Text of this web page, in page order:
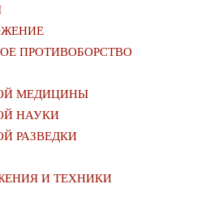
ПРОТИВОБОРСТВО
МЕДИЦИНЫ
НАУКИ
РАЗВЕДКИ
И ТЕХНИКИ